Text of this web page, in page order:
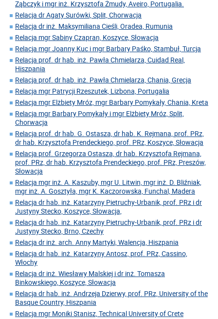
Ząbczyk i mgr inż. Krzysztofa Żmudy, Aveiro, Portugalia.
Relacja dr Agaty Surówki, Split, Chorwacja
Relacja dr inż. Maksymiliana Cieśli, Oradea, Rumunia
Relacja mgr Sabiny Czapran, Koszyce, Słowacja
Relacja mgr Joanny Kuc i mgr Barbary Paśko, Stambuł, Turcja
Relacja prof. dr hab. inż. Pawła Chmielarza, Cuidad Real,
Hiszpania
Relacja prof. dr hab. inż. Pawła Chmielarza, Chania, Grecja
Relacja mgr Patrycji Rzeszutek, Lizbona, Portugalia
Relacja mgr Elżbiety Mróz, mgr Barbary Pomykały, Chania, Kreta
Relacja mgr Barbary Pomykały i mgr Elżbiety Mróz, Split,
Chorwacja
Relacja prof. dr hab. G. Ostasza, dr hab. K. Rejmana, prof. PRz,
dr hab. Krzysztofa Prendeckiego, prof. PRz, Koszyce, Słowacja
Relacja prof. Grzegorza Ostasza, dr hab. Krzysztofa Rejmana,
prof. PRz, dr hab. Krzysztofa Prendeckiego, prof. PRz, Preszów,
Słowacja
Relacja mgr inż. A. Kaszuby, mgr U. Litwin, mgr inż. D. Bliźniak,
mgr inż. A. Gosztyła, mgr K. Kaczorowska, Funchal, Madera
Relacja dr hab. inż. Katarzyny Pietruchy-Urbanik, prof. PRz i dr
Justyny Stecko, Koszyce, Słowacja,
Relacja dr hab. inż. Katarzyny Pietruchy-Urbanik, prof. PRz i dr
Justyny Stecko, Brno, Czechy
Relacja dr inż. arch. Anny Martyki, Walencja, Hiszpania
Relacja dr hab. inż. Katarzyny Antosz, prof. PRz, Cassino,
Włochy
Relacja dr inż. Wiesławy Malskiej i dr inż. Tomasza
Binkowskiego, Koszyce, Słowacja
Relacja dr hab. inż. Andrzeja Dzierwy, prof. PRz, University of the
Basque Country, Hiszpania
Relacja mgr Moniki Stanisz, Technical University of Crete